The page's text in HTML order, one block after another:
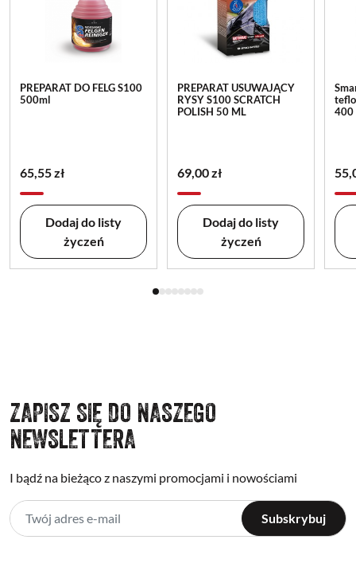
PREPARAT DO FELG S100
500ml
65,55 zł
Dodaj do listy
życzeń
PREPARAT USUWAJĄCY
RYSY S100 SCRATCH
POLISH 50 ML
69,00 zł
Dodaj do listy
życzeń
400
ZAPISZ SIĘ DO NASZEGO
NEWSLETTERA
I bądź na bieżąco z naszymi promocjami i nowościami